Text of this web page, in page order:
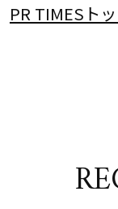
PR TIMESト